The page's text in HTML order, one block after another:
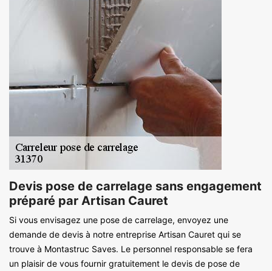
Devis pose de carrelage sans engagement
préparé par Artisan Cauret
Si vous envisagez une pose de carrelage, envoyez une
demande de devis à notre entreprise Artisan Cauret qui se
trouve à Montastruc Saves. Le personnel responsable se fera
un plaisir de vous fournir gratuitement le devis de pose de